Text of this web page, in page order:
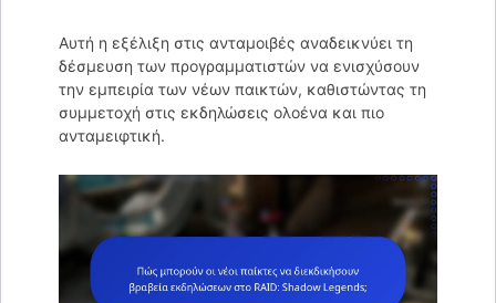
Αυτή η εξέλιξη στις ανταμοιβές αναδεικνύει τη
δέσμευση των προγραμματιστών να ενισχύσουν
την εμπειρία των νέων παικτών, καθιστώντας τη
συμμετοχή στις εκδηλώσεις ολοένα και πιο
ανταμειφτική.